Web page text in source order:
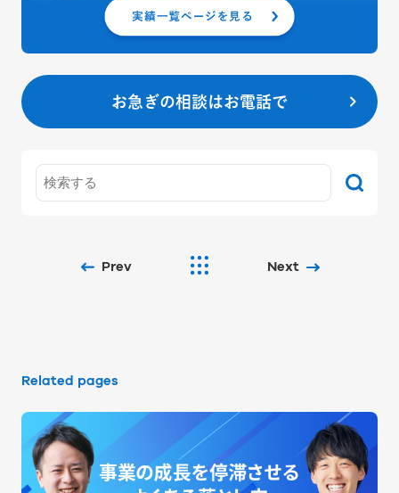
お急ぎの相談はお電話で
Prev Next
Related pages